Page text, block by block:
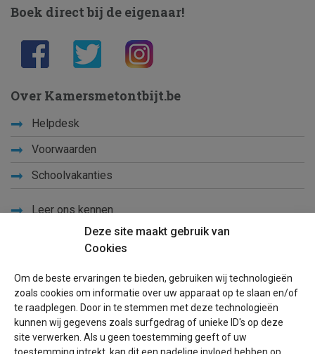
Deze site maakt gebruik van
Cookies
Om de beste ervaringen te bieden, gebruiken wij technologieën
zoals cookies om informatie over uw apparaat op te slaan en/of
te raadplegen. Door in te stemmen met deze technologieën
kunnen wij gegevens zoals surfgedrag of unieke ID's op deze
site verwerken. Als u geen toestemming geeft of uw
Boek direct bij de eigenaar!
Over Kamersmetontbijt.be
Helpdesk
Voorwaarden
Schoolvakanties
Leer ons kennen
Sitemap
Blog
Voor eigenaren